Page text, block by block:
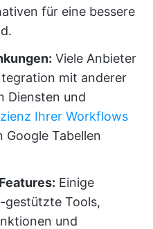
für eine bessere
Viele Anbieter
mit anderer
Diensten und
Ihrer Workflows
Google Tabellen
Einige
gestützte Tools,
und